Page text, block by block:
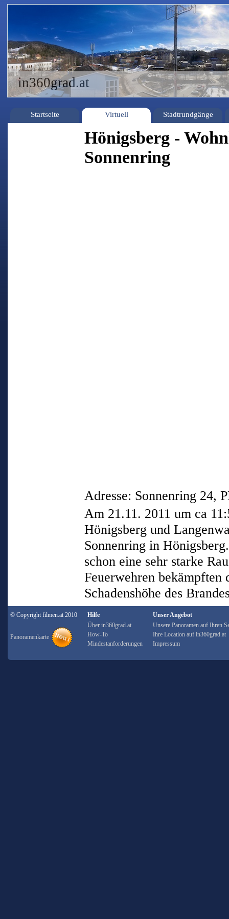
in360grad.at
Startseite Virtuell Stadtrundgänge
Hönigsberg -
Sonnenring
Adresse: Sonnenring 24,
Am 21.11. 2011 um ca
Hönigsberg und
Sonnenring in
schon eine sehr starke
Feuerwehren
Schadenshöhe des
© Copyright filmen.at 2010
Panoramenkarte
Hilfe
Über in360grad.at
How-To
Mindestanforderungen
Unser Angebot
Unsere Panoramen auf Ihren
Ihre Location auf in360grad.at
Impressum